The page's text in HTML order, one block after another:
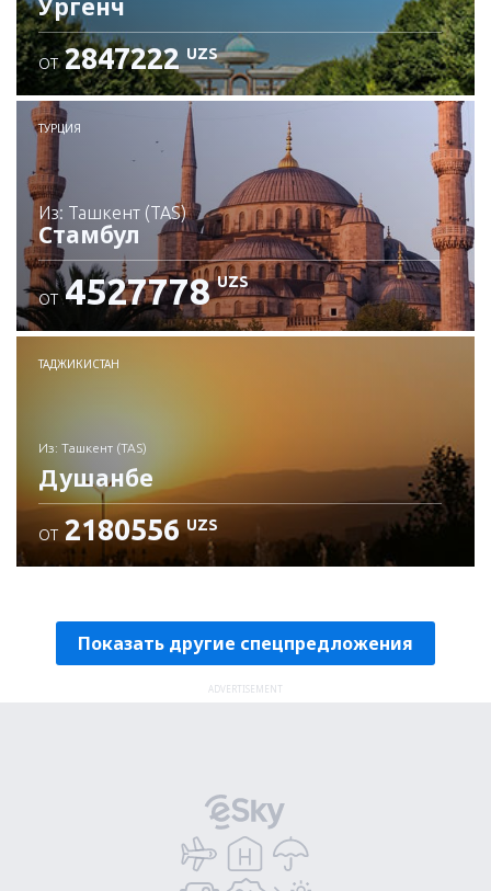
Ургенч
Проверьте подробности
ОТ 2847222 UZS
ТУРЦИЯ
из: Ташкент (TAS)
Стамбул
Проверьте подробности
ОТ 4527778 UZS
ТАДЖИКИСТАН
из: Ташкент (TAS)
Душанбе
ОТ 2180556 UZS
Показать другие спецпредложения
ADVERTISEMENT